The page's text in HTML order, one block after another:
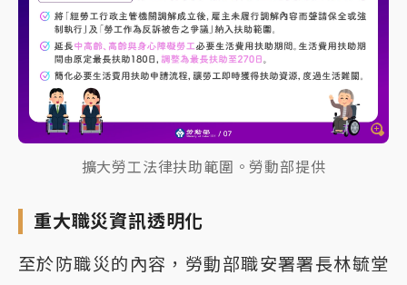
擴大勞工法律扶助範圍。勞動部提供
重大職災資訊透明化
至於防職災的內容，勞動部職安署署長林毓堂